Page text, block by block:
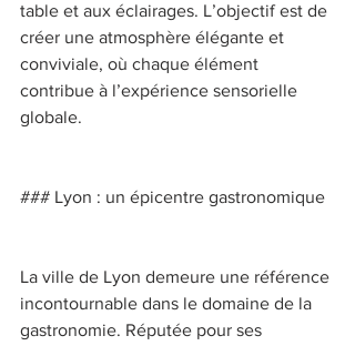
table et aux éclairages. L’objectif est de
créer une atmosphère élégante et
conviviale, où chaque élément
contribue à l’expérience sensorielle
globale.
### Lyon : un épicentre gastronomique
La ville de Lyon demeure une référence
incontournable dans le domaine de la
gastronomie. Réputée pour ses